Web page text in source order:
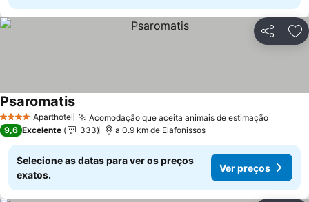
Partilhar
4 EstrelasAparthotel Acomodação que aceita animais de estimaçãoVer
PsaromatisVer preços
9,6 Excelente 333 a 0.9 km de Elafonissos
Selecione as datas para ver os preços
exatos.
Ver preços